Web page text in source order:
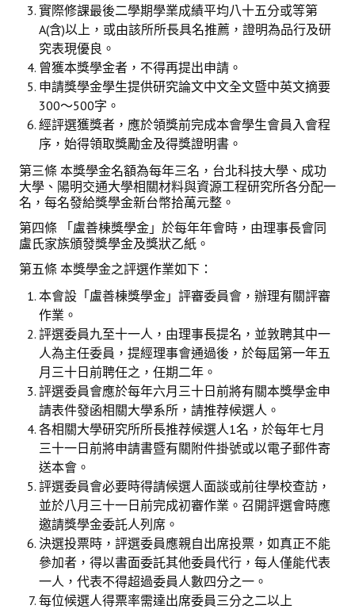
實際修課最後二學期學業成績平均八十五分或等第
A(含)以上，或由該所所長具名推薦，證明為品行及研
究表現優良。
曾獲本獎學金者，不得再提出申請。
申請獎學金學生提供研究論文中文全文暨中英文摘要
300～500字。
經評選獲獎者，應於領獎前完成本會學生會員入會程
序，始得領取獎勵金及得獎證明書。
第三條 本獎學金名額為每年三名，台北科技大學、成功
大學、陽明交通大學相關材料與資源工程研究所各分配一
名，每名發給獎學金新台幣拾萬元整。
第四條 「盧善棟獎學金」於每年年會時，由理事長會同
盧氏家族頒發獎學金及獎狀乙紙。
第五條 本獎學金之評選作業如下：
本會設「盧善棟獎學金」評審委員會，辦理有關評審
作業。
評選委員九至十一人，由理事長提名，並敦聘其中一
人為主任委員，提經理事會通過後，於每屆第一年五
月三十日前聘任之，任期二年。
評選委員會應於每年六月三十日前將有關本獎學金申
請表件發函相關大學系所，請推荐候選人。
各相關大學研究所所長推荐候選人1名，於每年七月
三十一日前將申請書暨有關附件掛號或以電子郵件寄
送本會。
評選委員會必要時得請候選人面談或前往學校查訪，
並於八月三十一日前完成初審作業。召開評選會時應
邀請獎學金委託人列席。
決選投票時，評選委員應親自出席投票，如真正不能
參加者，得以書面委託其他委員代行，每人僅能代表
一人，代表不得超過委員人數四分之一。
每位候選人得票率需達出席委員三分之二以上